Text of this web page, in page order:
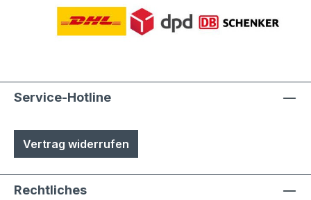
Service-Hotline
Vertrag widerrufen
Rechtliches